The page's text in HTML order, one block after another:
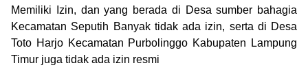
Memiliki Izin, dan yang berada di Desa sumber bahagia
Kecamatan Seputih Banyak tidak ada izin, serta di Desa
Toto Harjo Kecamatan Purbolinggo Kabupaten Lampung
Timur juga tidak ada izin resmi